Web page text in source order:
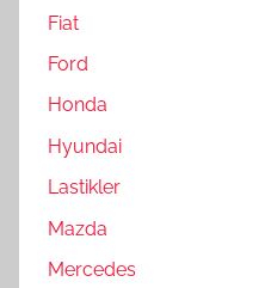
Fiat
Ford
Honda
Hyundai
Lastikler
Mazda
Mercedes